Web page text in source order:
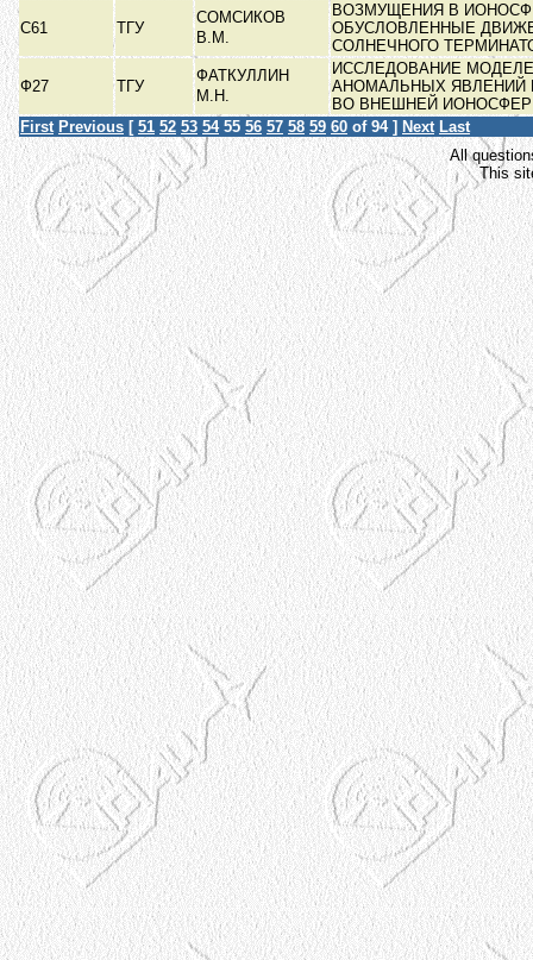
С61 ТГУ
СОМСИКОВ
В.М.
ВОЗМУЩЕНИЯ В
ОБУСЛОВЛЕННЫЕ
СОЛНЕЧНОГО
Ф27 ТГУ
ФАТКУЛЛИН
М.Н.
ИССЛЕДОВАНИЕ
АНОМАЛЬНЫХ ЯВЛЕНИЙ
ВО ВНЕШНЕЙ
First Previous [ 51 52 53 54 55 56 57 58 59 60 of 94 ] Next Last
All
This